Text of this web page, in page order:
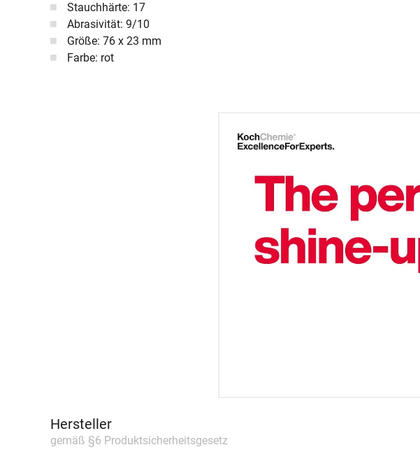
Stauchhärte: 17
Abrasivität: 9/10
Größe: 76 x 23 mm
Farbe: rot
Hersteller
gemäß §6 Produktsicherheitsgesetz